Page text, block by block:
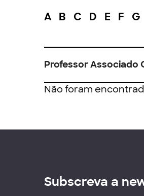
A B C D E F G
Professor Associado
Não foram
Subscreva a